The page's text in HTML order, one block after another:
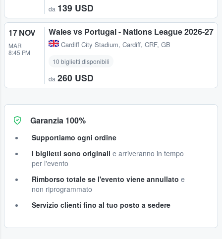
da 139 USD
17 NOV
MAR
8:45 PM
Wales vs Portugal - Nations League 2026-27
Cardiff City Stadium, Cardiff, CRF, GB
10 biglietti disponibili
da 260 USD
Garanzia 100%
Supportiamo ogni ordine
I biglietti sono originali e arriveranno in tempo
per l'evento
Rimborso totale se l'evento viene annullato e
non riprogrammato
Servizio clienti fino al tuo posto a sedere